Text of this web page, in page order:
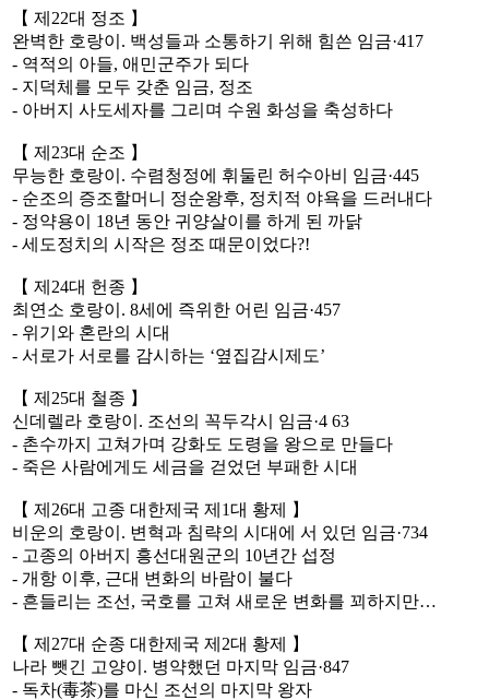
【 제22대 정조 】
완벽한 호랑이. 백성들과 소통하기 위해 힘쓴 임금·417
- 역적의 아들, 애민군주가 되다
- 지덕체를 모두 갖춘 임금, 정조
- 아버지 사도세자를 그리며 수원 화성을 축성하다
【 제23대 순조 】
무능한 호랑이. 수렴청정에 휘둘린 허수아비 임금·445
- 순조의 증조할머니 정순왕후, 정치적 야욕을 드러내다
- 정약용이 18년 동안 귀양살이를 하게 된 까닭
- 세도정치의 시작은 정조 때문이었다?!
【 제24대 헌종 】
최연소 호랑이. 8세에 즉위한 어린 임금·457
- 위기와 혼란의 시대
- 서로가 서로를 감시하는 ‘옆집감시제도’
【 제25대 철종 】
신데렐라 호랑이. 조선의 꼭두각시 임금·4 63
- 촌수까지 고쳐가며 강화도 도령을 왕으로 만들다
- 죽은 사람에게도 세금을 걷었던 부패한 시대
【 제26대 고종 대한제국 제1대 황제 】
비운의 호랑이. 변혁과 침략의 시대에 서 있던 임금·734
- 고종의 아버지 흥선대원군의 10년간 섭정
- 개항 이후, 근대 변화의 바람이 불다
- 흔들리는 조선, 국호를 고쳐 새로운 변화를 꾀하지만…
【 제27대 순종 대한제국 제2대 황제 】
나라 뺏긴 고양이. 병약했던 마지막 임금·847
- 독차(毒茶)를 마신 조선의 마지막 왕자